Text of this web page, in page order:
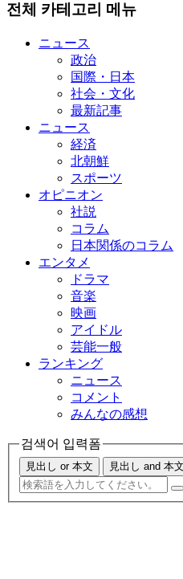
전체 카테고리 메뉴
ニュース
政治
国際・日本
社会・文化
最新記事
ニュース
経済
北朝鮮
スポーツ
オピニオン
社説
コラム
日本関係のコラム
エンタメ
ドラマ
音楽
映画
アイドル
芸能一般
ランキング
ニュース
コメント
みんなの感想
검색어 입력폼
見出し or 本文 見出し and 本文